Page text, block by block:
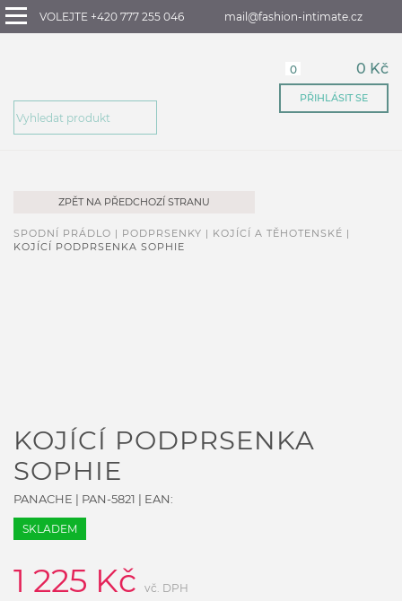
VOLEJTE +420 777 255 046 mail@fashion-intimate.cz
0 0 Kč
PŘIHLÁSIT SE
ZPĚT NA PŘEDCHOZÍ STRANU
SPODNÍ PRÁDLO | PODPRSENKY | KOJÍCÍ A TĚHOTENSKÉ |
KOJÍCÍ PODPRSENKA SOPHIE
KOJÍCÍ PODPRSENKA
SOPHIE
PANACHE | PAN-5821 | EAN:
SKLADEM
1 225 Kč vč. DPH